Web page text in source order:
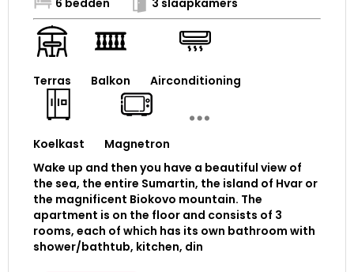
Terras Balkon Airconditioning
Koelkast
Magnetron
Wake up and then you have a beautiful view of
the sea, the entire Sumartin, the island of Hvar or
the magnificent Biokovo mountain. The
apartment is on the floor and consists of 3
rooms, each of which has its own bathroom with
shower/bathtub, kitchen, din